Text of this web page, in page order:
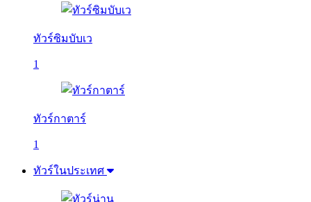
ทัวร์ซิมบับเว
1
ทัวร์กาตาร์
1
ทัวร์ในประเทศ